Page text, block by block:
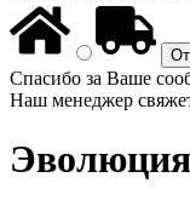
Спасибо за Ваше
Наш менеджер